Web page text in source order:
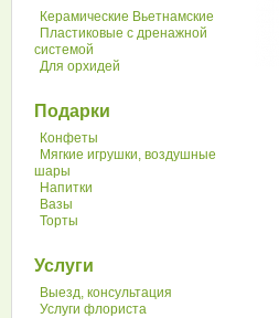
Керамические Вьетнамские
Пластиковые с дренажной
системой
Для орхидей
Подарки
Конфеты
Мягкие игрушки, воздушные
шары
Напитки
Вазы
Торты
Услуги
Выезд, консультация
Услуги флориста